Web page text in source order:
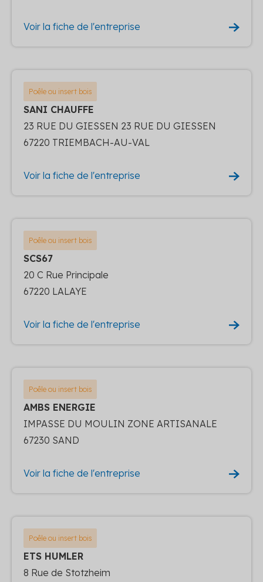
Voir la fiche de l'entreprise
Poêle ou insert bois
SANI CHAUFFE
23 RUE DU GIESSEN 23 RUE DU GIESSEN
67220 TRIEMBACH-AU-VAL
Voir la fiche de l'entreprise
Poêle ou insert bois
SCS67
20 C Rue Principale
67220 LALAYE
Voir la fiche de l'entreprise
Poêle ou insert bois
AMBS ENERGIE
IMPASSE DU MOULIN ZONE ARTISANALE
67230 SAND
Voir la fiche de l'entreprise
Poêle ou insert bois
ETS HUMLER
8 Rue de Stotzheim